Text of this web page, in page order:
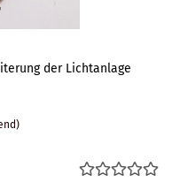
der Lichtanlage